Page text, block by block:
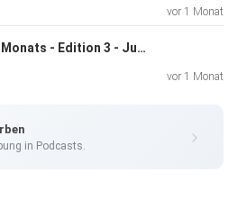
Dublin
vor 1 Monat
Hörerfrage des Monats - Edition 3 - Juni 2026
vor 1 Monat
in Podcasts.